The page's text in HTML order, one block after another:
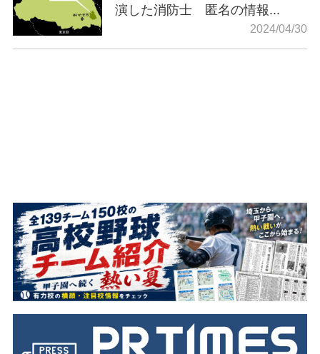
演した消防士 匿名の情報...
2024/04/30